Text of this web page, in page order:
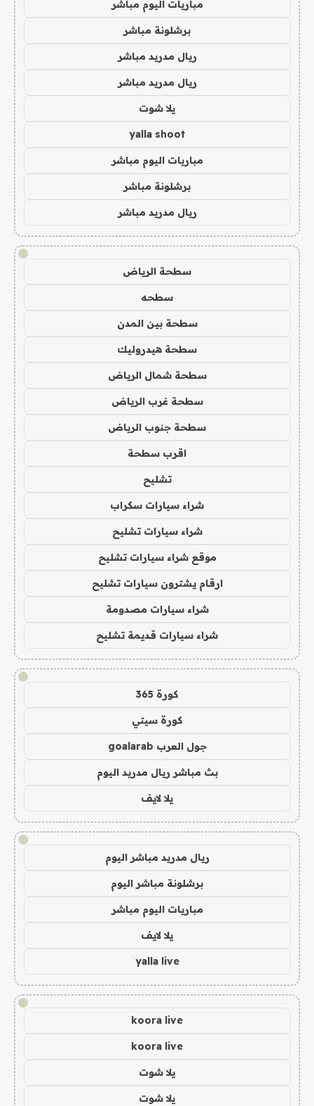
مباريات اليوم مباشر
برشلونة مباشر
ريال مدريد مباشر
ريال مدريد مباشر
يلا شوت
yalla shoot
مباريات اليوم مباشر
برشلونة مباشر
ريال مدريد مباشر
!
سطحة الرياض
سطحه
سطحة بين المدن
سطحة هيدروليك
سطحة شمال الرياض
سطحة غرب الرياض
سطحة جنوب الرياض
اقرب سطحة
تشليح
شراء سيارات سكراب
شراء سيارات تشليح
موقع شراء سيارات تشليح
ارقام يشترون سيارات تشليح
شراء سيارات مصدومة
شراء سيارات قديمة تشليح
!
كورة 365
كورة سيتي
جول العرب goalarab
بث مباشر ريال مدريد اليوم
يلا لايف
!
ريال مدريد مباشر اليوم
برشلونة مباشر اليوم
مباريات اليوم مباشر
يلا لايف
yalla live
!
koora live
koora live
يلا شوت
يلا شوت